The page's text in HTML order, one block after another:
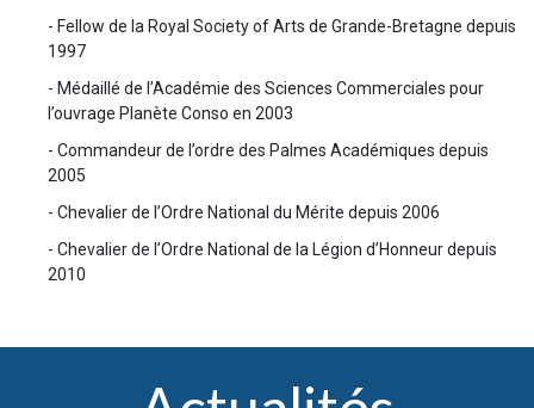
- Fellow de la Royal Society of Arts de Grande-Bretagne depuis
1997
- Médaillé de l’Académie des Sciences Commerciales pour
l’ouvrage Planète Conso en 2003
- Commandeur de l’ordre des Palmes Académiques depuis
2005
- Chevalier de l’Ordre National du Mérite depuis 2006
- Chevalier de l’Ordre National de la Légion d’Honneur depuis
2010